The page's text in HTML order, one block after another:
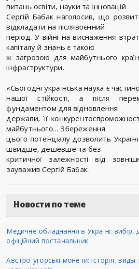
питань освіти, науки та інновацій
Сергій Бабак наголосив, що
відкладати на післявоєнний
період. У війні на виснаження
капіталу й знань є такою
ж загрозою для майбутнього
інфраструктури.
«Сьогодні українська наука є
нашої стійкості, а після
фундаментом для відновлення
держави, її
майбутнього… Збереження
цього потенціалу дозволить
швидше, дешевше та без
критичної залежності від
зауважив Сергій Бабак.
Новости по теме
Медичне обладнання в Україні: вибір,
офіційний постачальник
Австро-угорські монети: історія, виды